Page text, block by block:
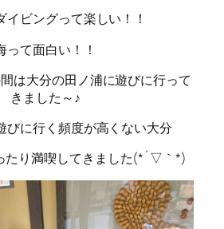
イビングって楽しい！！
って面白い！！
は大分の田ノ浦に遊びに行って
きました～♪
びに行く頻度が高くない大分
たり満喫してきました(*´▽｀*)